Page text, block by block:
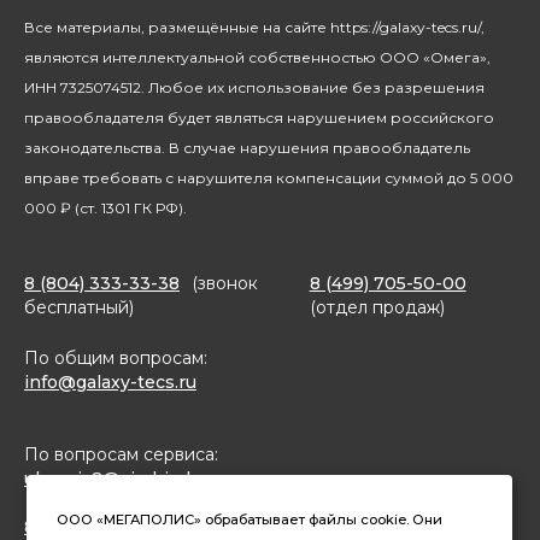
Посуда
Благотворительность
Все материалы, размещённые на сайте https://galaxy-tecs.ru/,
являются интеллектуальной собственностью ООО «Омега»,
ИНН 7325074512. Любое их использование без разрешения
правообладателя будет являться нарушением российского
законодательства. В случае нарушения правообладатель
вправе требовать с нарушителя компенсации суммой до 5 000
000 ₽ (ст. 1301 ГК РФ).
8 (804) 333-33-38
(звонок
бесплатный)
8 (499) 705-50-00
(отдел продаж)
По общим вопросам:
info@galaxy-tecs.ru
По вопросам сервиса:
ulservis2@simbirsk-crown.ru
8(962)633-02-15 (чат в MAX)
ООО «МЕГАПОЛИС» обрабатывает файлы cookie. Они